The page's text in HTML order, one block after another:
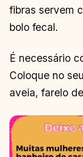
fibras servem
bolo fecal.
É necessário
Coloque no
aveia, farelo